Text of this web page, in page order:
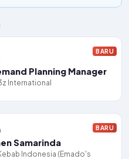
Planning Manager
International
BARU
Samarinda
Indonesia (Emado's
BARU